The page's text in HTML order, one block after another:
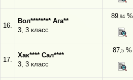
16.
Вол******** Ага**
3, 3 класс
89,94 %
17.
Хак**** Сал****
3, 3 класс
87,5%